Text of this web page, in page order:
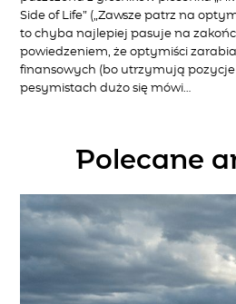
Side of Life” („Zawsze patrz na
to chyba najlepiej pasuje na
powiedzeniem, że optymiści
finansowych (bo utrzymują pozycje
pesymistach dużo się mówi…
Polecane